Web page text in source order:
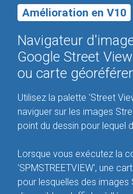
Amélioration en V10
Navigateur
Google Street
ou carte
Utilisez la palette 'Street
naviguer sur les images
point du dessin pour lequel
Lorsque vous exécutez la
'SPMSTREETVIEW', une
pour lesquelles des images